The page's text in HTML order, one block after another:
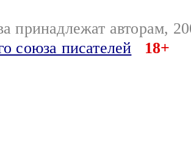
принадлежат авторам,
союза писателей
18+